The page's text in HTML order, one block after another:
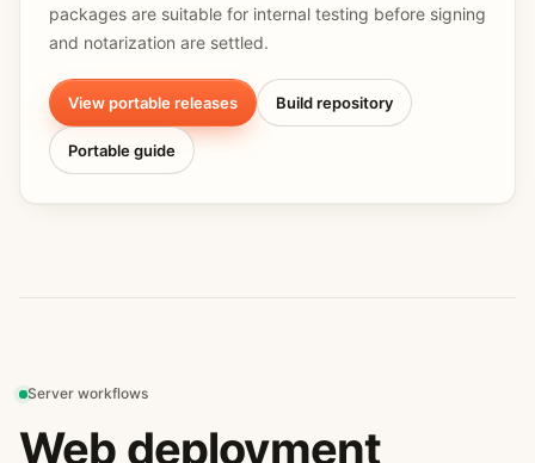
packages are suitable for internal testing before signing
and notarization are settled.
View portable releases Build repository
Portable guide
Server workflows
Web deployment